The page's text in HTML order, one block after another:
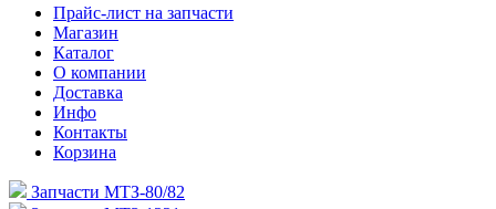
Прайс-лист на запчасти
Магазин
Каталог
О компании
Доставка
Инфо
Контакты
Корзина
Запчасти МТЗ-80/82